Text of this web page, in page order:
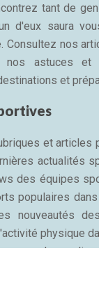
tant de
d'eux saura
Consultez nos
astuces et
et
et articles
actualités
des équipes
populaires
nouveautés
physique
garder sa